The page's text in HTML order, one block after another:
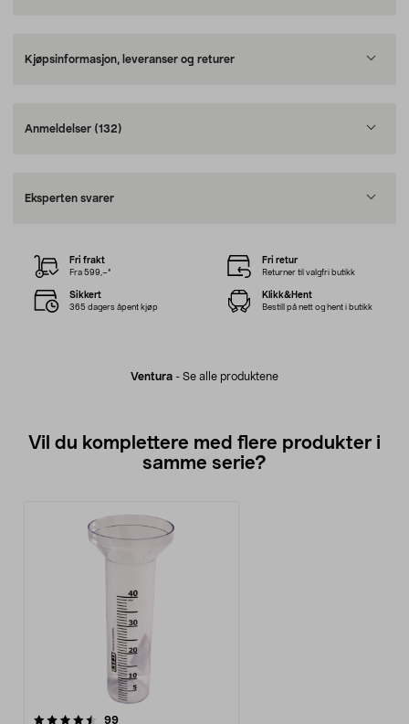
Kjøpsinformasjon, leveranser og returer
Anmeldelser (132)
Eksperten svarer
Ventura - Se alle produktene
Fri frakt
Fra 599,–*
Fri retur
Returner til valgfri butikk
Sikkert
365 dagers åpent kjøp
Klikk&Hent
Bestill på nett og hent i butikk
Vil du komplettere med flere produkter i
samme serie?
99anmeldelser